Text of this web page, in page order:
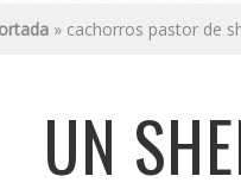
» cachorros pastor de
UN